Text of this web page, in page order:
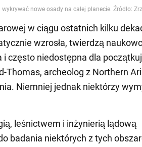
w ciągu ostatnich kilku
wzrosła, twierdzą
często niedostępna dla
Thomas, archeolog z Northern
Niemniej jednak niektórzy
leśnictwem i inżynierią lądową
badania niektórych z tych